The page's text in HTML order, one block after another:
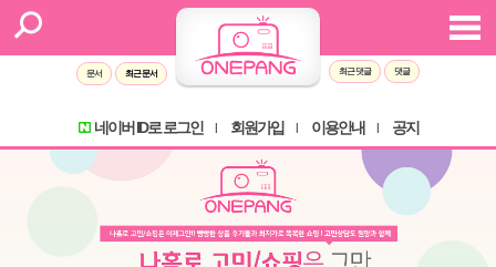
문서 최근 문서 최근 댓글 댓글
네이버 ID로 로그인 회원가입 이용안내 공지